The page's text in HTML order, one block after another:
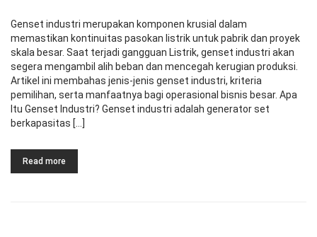
Genset industri merupakan komponen krusial dalam
memastikan kontinuitas pasokan listrik untuk pabrik dan proyek
skala besar. Saat terjadi gangguan Listrik, genset industri akan
segera mengambil alih beban dan mencegah kerugian produksi.
Artikel ini membahas jenis‑jenis genset industri, kriteria
pemilihan, serta manfaatnya bagi operasional bisnis besar. Apa
Itu Genset Industri? Genset industri adalah generator set
berkapasitas […]
Read more